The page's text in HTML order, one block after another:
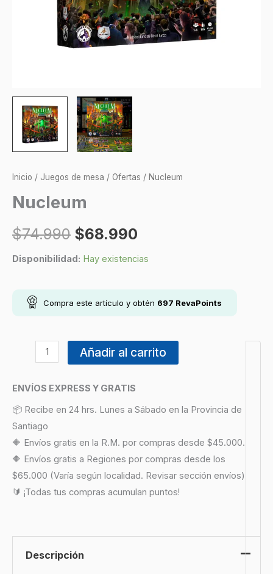
Inicio / Juegos de mesa / Ofertas / Nucleum
Nucleum
$74.990 $68.990
Disponibilidad: Hay existencias
Compra este artículo y obtén 697 RevaPoints
Añadir al carrito
ENVÍOS EXPRESS Y GRATIS
📦 Recibe en 24 hrs. Lunes a Sábado en la Provincia de
Santiago
🔶 Envíos gratis en la R.M. por compras desde $45.000.
🔶 Envíos gratis a Regiones por compras desde los
$65.000 (Varía según localidad. Revisar sección envíos)
🔰 ¡Todas tus compras acumulan puntos!
Descripción